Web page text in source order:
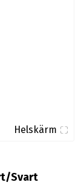
Helskärm
Svart